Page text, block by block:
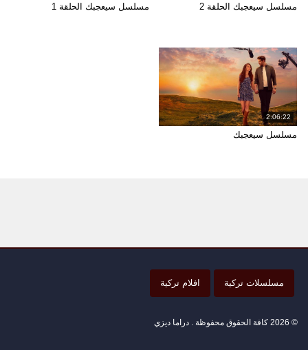
مسلسل سيعجبك الحلقة 2 مسلسل سيعجبك الحلقة 1
2:06:22
مسلسل سيعجبك
مسلسلات تركية افلام تركية
© 2026 كافة الحقوق محفوظة . دراما ديزي